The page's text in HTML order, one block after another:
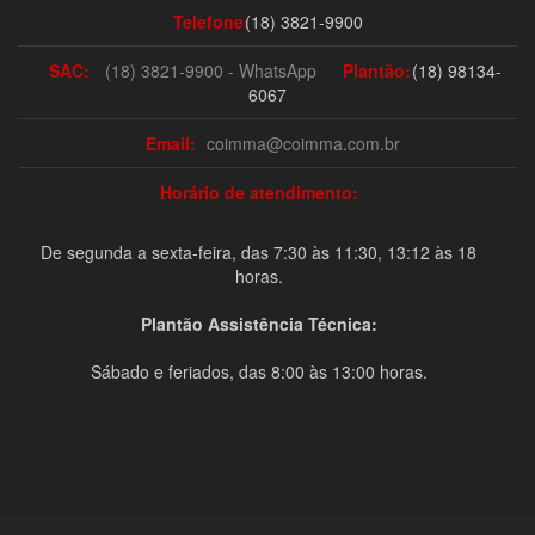
Telefone:(18) 3821-9900
SAC: (18) 3821-9900 - WhatsApp Plantão:(18) 98134-
6067
Email: coimma@coimma.com.br
Horário de atendimento:
De segunda a sexta-feira, das 7:30 às 11:30, 13:12 às 18
horas.
Plantão Assistência Técnica:
Sábado e feriados, das 8:00 às 13:00 horas.